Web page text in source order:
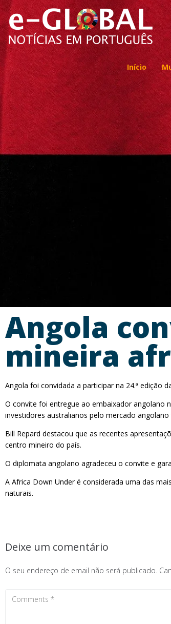
Início
Angola
mineira
Angola foi convidada a participar na 24.ª edição
O convite foi entregue ao embaixador angolano
investidores australianos pelo mercado
Bill Repard destacou que as recentes
centro mineiro do país.
O diplomata angolano agradeceu o convite e
A Africa Down Under é considerada uma das
naturais.
Deixe um comentário
O seu endereço de email não será publicado.